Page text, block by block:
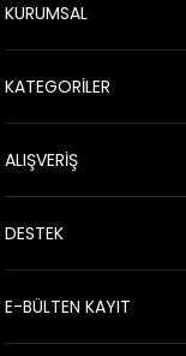
KURUMSAL
KATEGORİLER
ALIŞVERİŞ
DESTEK
E-BÜLTEN KAYIT